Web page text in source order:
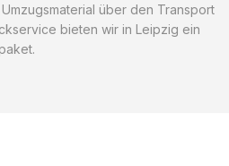
über den Transport
bieten wir in Leipzig ein